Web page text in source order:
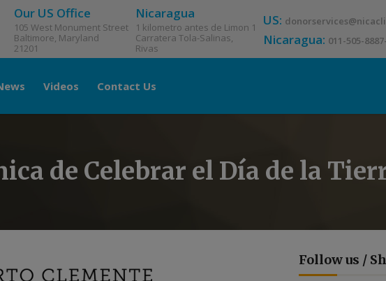
Our US Office
105 West Monument Street
Baltimore, Maryland
21201
Nicaragua
1 kilometro antes de Limon 1
Carratera Tola-Salinas,
Rivas
US:
Nicaragua: 011-505-
Videos Contact Us
de Celebrar el Día de la
Follow us /